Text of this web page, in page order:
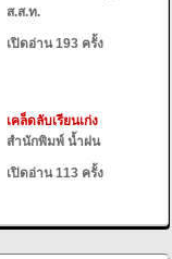
ส.ส.ท.
เปิดอ่าน 193 ครั้ง
เคล็ดลับเรียนเก่ง
สำนักพิมพ์ น้ำฝน
เปิดอ่าน 113 ครั้ง